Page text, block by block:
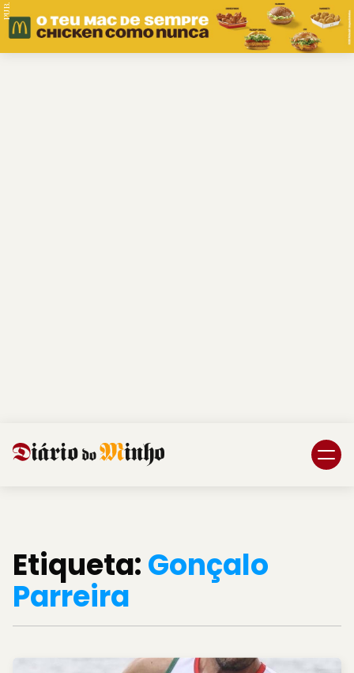
PUB.
Etiqueta:Gonçalo
Parreira